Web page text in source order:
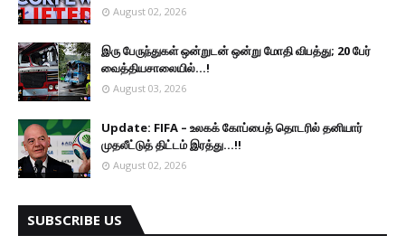
August 02, 2026
இரு ப‍ேருந்துகள் ஒன்றுடன் ஒன்று மோதி விபத்து; 20 பேர்
வைத்தியசாலையில்...!
August 03, 2026
Update: FIFA – உலகக் கோப்பைத் தொடரில் தனியார்
முதலீட்டுத் திட்டம் இரத்து...!!
August 02, 2026
SUBSCRIBE US